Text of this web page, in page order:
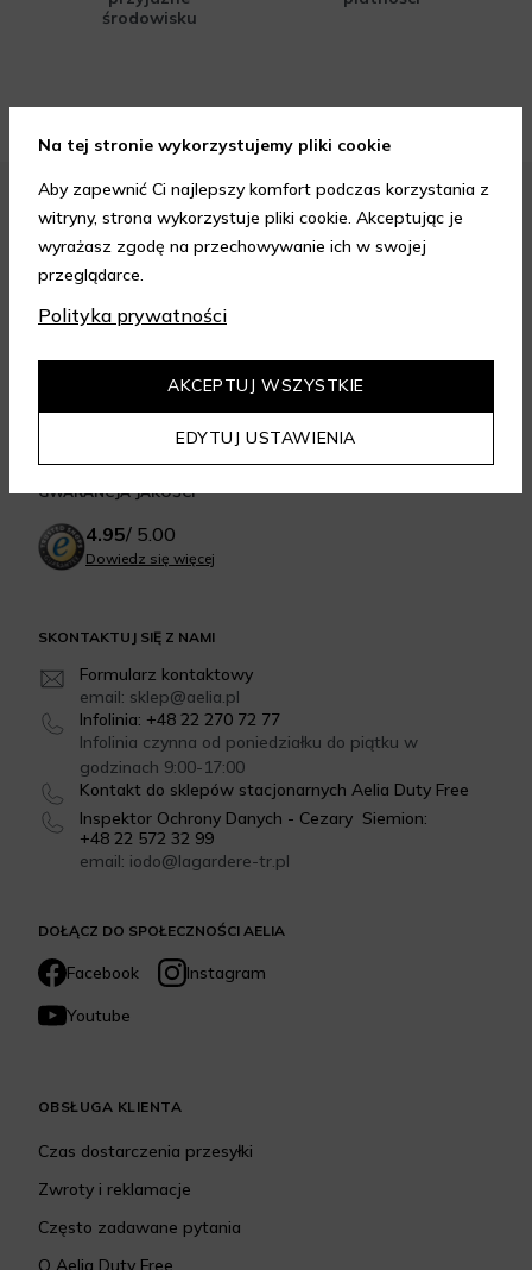
środowisku
DOŁĄCZ DO SPOŁECZNOŚCI AELIA
Facebook
Instagram
Youtube
SKONTAKTUJ SIĘ Z NAMI
Formularz kontaktowy
email: sklep@aelia.pl
Infolinia: +48 22 270 72 77
Infolinia czynna od poniedziałku do piątku w
godzinach 9:00-17:00
Kontakt do sklepów stacjonarnych Aelia Duty Free
Inspektor Ochrony Danych - Cezary Siemion:
+48 22 572 32 99
email: iodo@lagardere-tr.pl
FORMY PŁATNOŚCI
OBSŁUGA KLIENTA
Czas dostarczenia przesyłki
Zwroty i reklamacje
Często zadawane pytania
O Aelia Duty Free
GWARANCJA JAKOŚCI
4.95/ 5.00
Dowiedz się więcej
Na tej stronie wykorzystujemy pliki cookie
Aby zapewnić Ci najlepszy komfort podczas korzystania z
witryny, strona wykorzystuje pliki cookie. Akceptując je
wyrażasz zgodę na przechowywanie ich w swojej
przeglądarce.
Polityka prywatności
EDYTUJ USTAWIENIA
AKCEPTUJ WSZYSTKIE